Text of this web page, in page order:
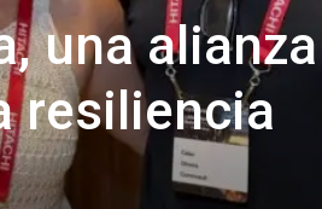
una alianza
resiliencia